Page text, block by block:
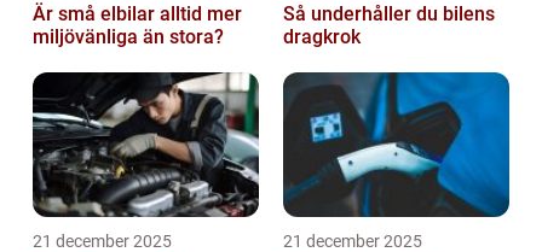
Är små elbilar alltid mer
miljövänliga än stora?
Så underhåller du bilens
dragkrok
21 december 2025 21 december 2025